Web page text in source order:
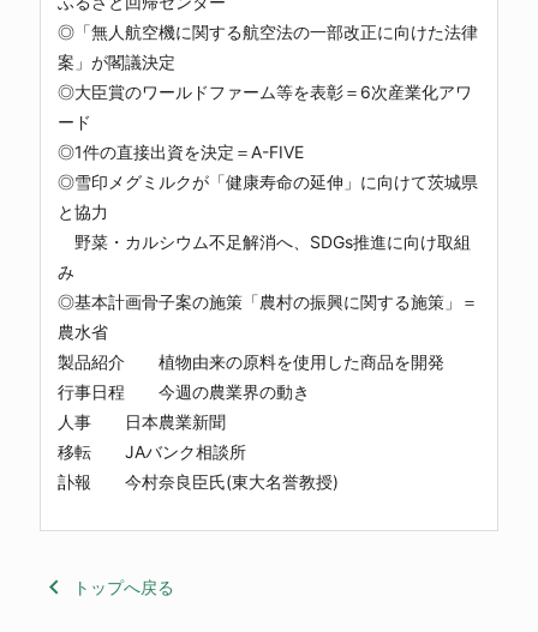
◎「無人航空機に関する航空法の一部改正に向けた法律
案」が閣議決定
◎大臣賞のワールドファーム等を表彰＝6次産業化アワ
ード
◎1件の直接出資を決定＝A-FIVE
◎雪印メグミルクが「健康寿命の延伸」に向けて茨城県
と協力
野菜・カルシウム不足解消へ、SDGs推進に向け取組
み
◎基本計画骨子案の施策「農村の振興に関する施策」＝
農水省
製品紹介 植物由来の原料を使用した商品を開発
行事日程 今週の農業界の動き
人事 日本農業新聞
移転 JAバンク相談所
訃報 今村奈良臣氏(東大名誉教授)
keyboard_arrow_left トップへ戻る